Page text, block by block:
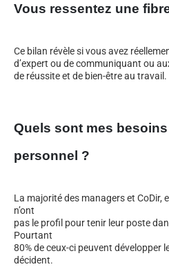
Vous ressentez une
Ce bilan révèle si vous avez
d’expert ou de communiquant ou
de réussite et de bien-être au travail.
Quels sont mes
personnel ?
La majorité des managers et CoDir,
n’ont
pas le profil pour tenir leur poste
Pourtant
80% de ceux-ci peuvent développer
décident.